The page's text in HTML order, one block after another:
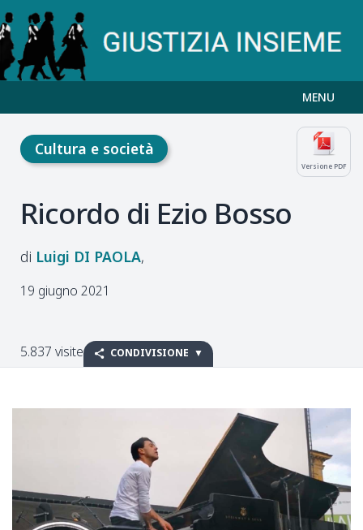
MENU
Versione PDF
Cultura e società
Ricordo di Ezio Bosso
Luigi DI PAOLA
19 giugno 2021
5.837 visite CONDIVISIONE